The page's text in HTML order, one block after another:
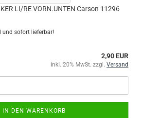
LI/RE VORN.UNTEN Carson 11296
und sofort lieferbar!
2,90 EUR
inkl. 20% MwSt. zzgl. Versand
IN DEN WARENKORB